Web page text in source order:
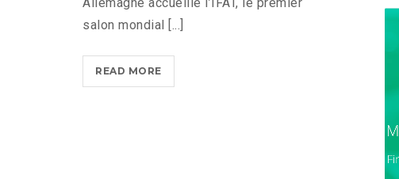
salon mondial [...]
READ MORENOTRE
PARTICIPATIONS